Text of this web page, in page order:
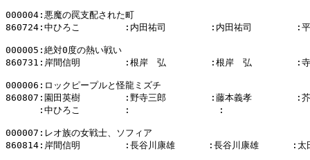
000004:悪魔の罠支配された町
860724:中ひろこ        :内田祐司        :内田祐司        :平
000005:絶対0度の熱い戦い
860731:岸間信明        :根岸　弘        :根岸　弘        :寺
000006:ロックピープルと怪龍ミズチ
860807:園田英樹        :野寺三郎        :藤本義孝        :芥
:中ひろこ        :                :
000007:レオ族の女戦士、ソフィア
860814:岸間信明        :長谷川康雄      :長谷川康雄      :太